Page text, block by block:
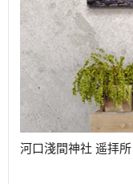
河口淺間神社 遥拝所